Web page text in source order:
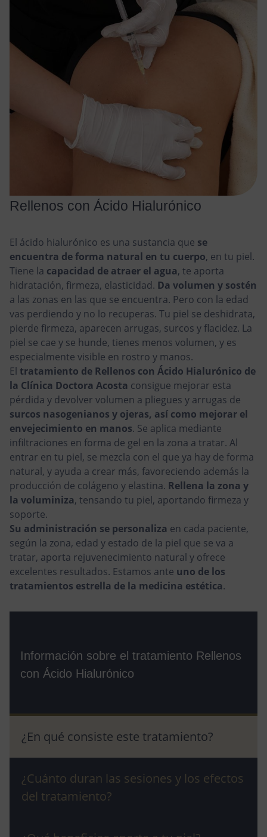
Rellenos con Ácido Hialurónico
El ácido hialurónico es una sustancia que se
encuentra de forma natural en tu cuerpo, en tu piel.
Tiene la capacidad de atraer el agua, te aporta
hidratación, firmeza, elasticidad. Da volumen y sostén
a las zonas en las que se encuentra. Pero con la edad
vas perdiendo y no lo recuperas. Tu piel se deshidrata,
pierde firmeza, aparecen arrugas, surcos y flacidez. La
piel se cae y se hunde, tienes menos volumen, y es
especialmente visible en rostro y manos.
El tratamiento de Rellenos con Ácido Hialurónico de
la Clínica Doctora Acosta consigue mejorar esta
pérdida y devolver volumen a pliegues y arrugas de
surcos nasogenianos y ojeras, así como mejorar el
envejecimiento en manos. Se aplica mediante
infiltraciones en forma de gel en la zona a tratar. Al
entrar en tu piel, se mezcla con el que ya hay de forma
natural, y ayuda a crear más, favoreciendo además la
producción de colágeno y elastina. Rellena la zona y
la voluminiza, tensando tu piel, aportando firmeza y
soporte.
Su administración se personaliza en cada paciente,
según la zona, edad y estado de la piel que se va a
tratar, aporta rejuvenecimiento natural y ofrece
excelentes resultados. Estamos ante uno de los
tratamientos estrella de la medicina estética.
Información sobre el tratamiento Rellenos
con Ácido Hialurónico
¿En qué consiste este tratamiento?
¿Cuánto duran las sesiones y los efectos
del tratamiento?